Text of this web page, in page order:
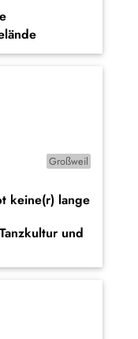
Großweil
keine(r) lange
und